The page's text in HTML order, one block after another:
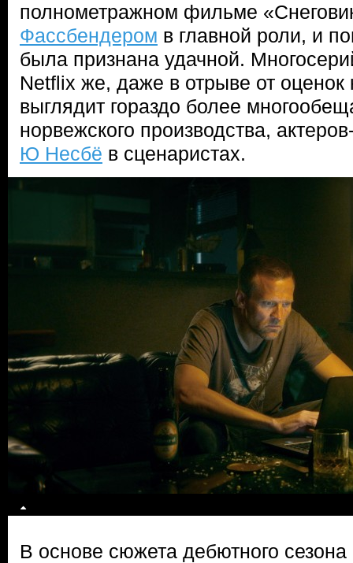
полнометражном фильме
Фассбендером в главной роли, и
была признана удачной.
Netflix же, даже в отрыве от оценок
выглядит гораздо более
норвежского производства,
Ю Несбё в сценаристах.
В основе сюжета дебютного сезона